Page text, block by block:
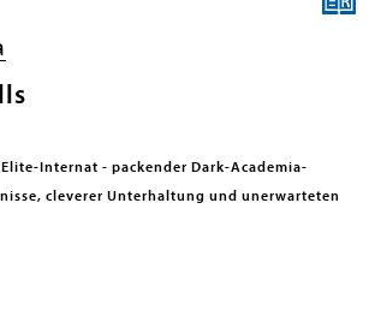
Internat - packender Dark-Academia-
cleverer Unterhaltung und unerwarteten